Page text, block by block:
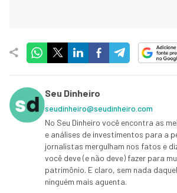
Seu Dinheiro
seudinheiro@seudinheiro.com
No Seu Dinheiro você encontra as
e análises de investimentos para a
jornalistas mergulham nos fatos e
você deve (e não deve) fazer para
patrimônio. E claro, sem nada
ninguém mais aguenta.